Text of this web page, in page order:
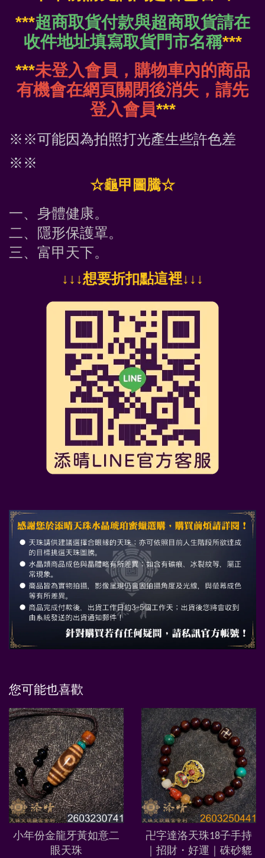
***超商取貨付款與超商取貨請在
收件地址填寫取貨門市名稱***
***未登入會員，購物車內的商品
有機會在網頁關閉後消失，請先
登入會員***
※※可能因為拍照打光產生些許色差
※※
☆龜甲圖騰☆
一、身體健康。
二、隱形保護罩。
三、富甲天下。
↓ ↓↓想要折扣點這裡↓↓↓
您可能也喜歡
小年份金龍牙黃如意二
眼天珠
卍字達洛天珠18子手持
｜招財・好運｜硃砂貔